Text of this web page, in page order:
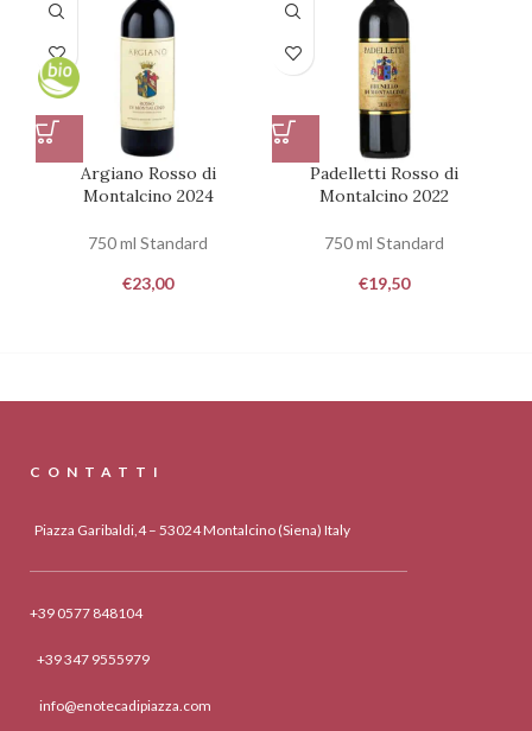
Argiano Rosso di
Montalcino 2024
750 ml Standard
€23,00
Padelletti Rosso di
Montalcino 2022
750 ml Standard
€19,50
CONTATTI
Piazza Garibaldi,4 – 53024 Montalcino (Siena) Italy
+39 0577 848104
+39 347 9555979
info@enotecadipiazza.com